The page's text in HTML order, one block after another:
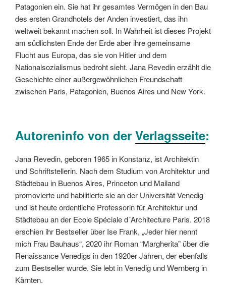
Patagonien ein. Sie hat ihr gesamtes Vermögen in den Bau
des ersten Grandhotels der Anden investiert, das ihn
weltweit bekannt machen soll. In Wahrheit ist dieses Projekt
am südlichsten Ende der Erde aber ihre gemeinsame
Flucht aus Europa, das sie von Hitler und dem
Nationalsozialismus bedroht sieht. Jana Revedin erzählt die
Geschichte einer außergewöhnlichen Freundschaft
zwischen Paris, Patagonien, Buenos Aires und New York.
Autoreninfo von der Verlagsseite:
Jana Revedin, geboren 1965 in Konstanz, ist Architektin
und Schriftstellerin. Nach dem Studium von Architektur und
Städtebau in Buenos Aires, Princeton und Mailand
promovierte und habilitierte sie an der Universität Venedig
und ist heute ordentliche Professorin für Architektur und
Städtebau an der Ecole Spéciale d´Architecture Paris. 2018
erschien ihr Bestseller über Ise Frank, „Jeder hier nennt
mich Frau Bauhaus“, 2020 ihr Roman “Margherita” über die
Renaissance Venedigs in den 1920er Jahren, der ebenfalls
zum Bestseller wurde. Sie lebt in Venedig und Wernberg in
Kärnten.